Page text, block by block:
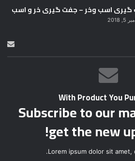
اسب وخر – جفت گیری خر و اسب
2018
With Product You
Subscribe to our
get the new
Lorem ipsum dolor sit amet,